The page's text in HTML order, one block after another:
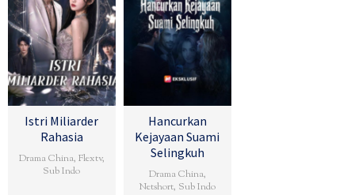
Istri Miliarder
Rahasia
Drama China, Flextv,
Sub Indo
Hancurkan
Kejayaan Suami
Selingkuh
Drama China,
Netshort, Sub Indo